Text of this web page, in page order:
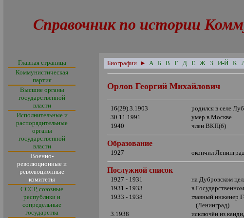
Справочник по истории
Главная страница
Коммунистическая
партия
Высшие органы
государственной
власти
Исполнительные и
распорядительные
органы
государственной
власти
Военно-
революционные и
революционные
комитеты
СССР, союзные
республики и
сопредельные
государства
Биографии ► А Б В Г Д Е Ж З И-Й К
Орлов Георгий Михайлович
16(29).3.1903
родился в селе
30.11.1991
умер в Москве
1940
член ВКП(б)
Образование
1927 окончил
Послужной список
1927 - 1931
на Дубровском
1931 - 1933
в
1933 - 1938
главный инженер
(Ленинград)
3.1938
исключён из